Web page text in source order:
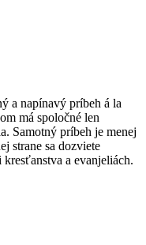
a napínavý príbeh á la
má spoločné len
Samotný príbeh je menej
strane sa dozviete
a evanjeliách.